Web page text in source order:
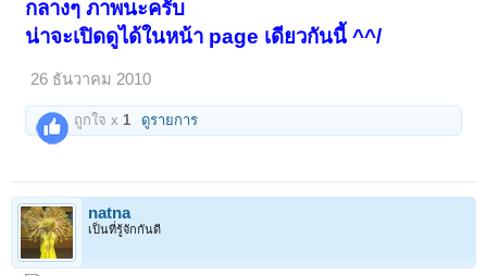
กลางๆ ภาพนะครับ
น่าจะเปิดดูได้ในหน้า page เดียวกันนี้ ^^/
26 ธันวาคม 2010
ถูกใจ x 1 ดูรายการ
natna
เป็นที่รู้จักกันดี